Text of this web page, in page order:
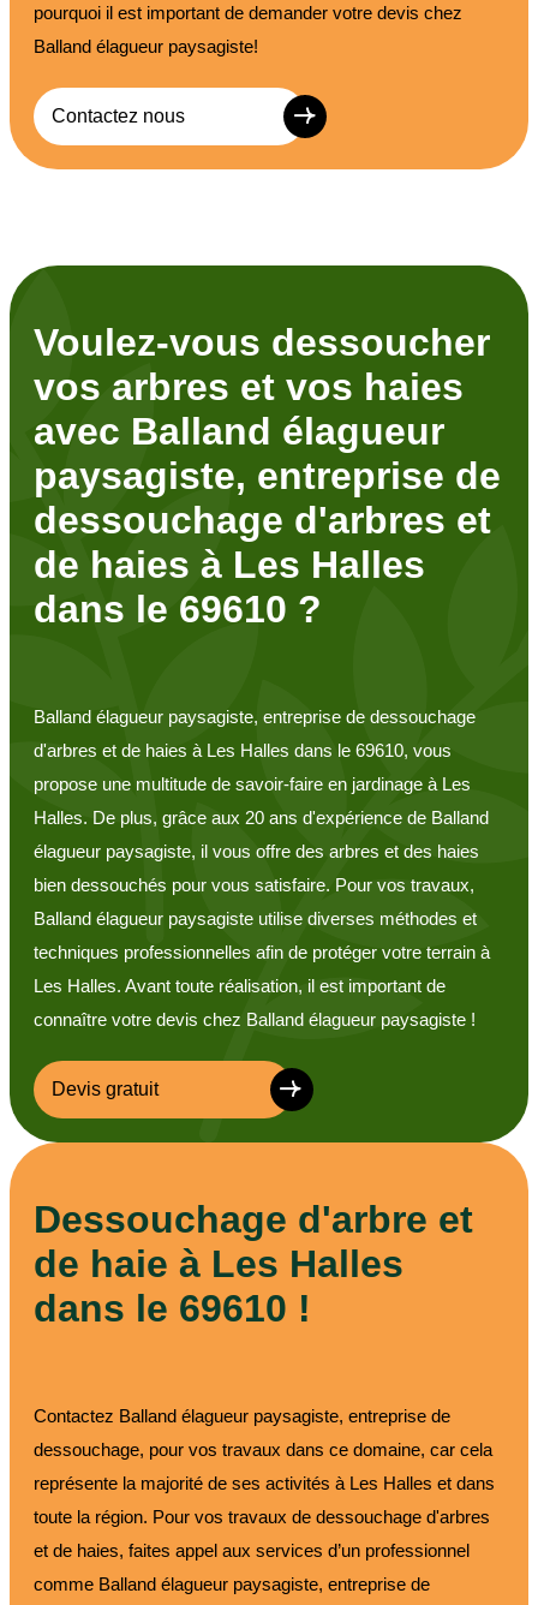
pourquoi il est important de demander votre devis chez
Balland élagueur paysagiste!
Contactez nous
Voulez-vous dessoucher
vos arbres et vos haies
avec Balland élagueur
paysagiste, entreprise de
dessouchage d'arbres et
de haies à Les Halles
dans le 69610 ?
Balland élagueur paysagiste, entreprise de dessouchage
d'arbres et de haies à Les Halles dans le 69610, vous
propose une multitude de savoir-faire en jardinage à Les
Halles. De plus, grâce aux 20 ans d'expérience de Balland
élagueur paysagiste, il vous offre des arbres et des haies
bien dessouchés pour vous satisfaire. Pour vos travaux,
Balland élagueur paysagiste utilise diverses méthodes et
techniques professionnelles afin de protéger votre terrain à
Les Halles. Avant toute réalisation, il est important de
connaître votre devis chez Balland élagueur paysagiste !
Devis gratuit
Dessouchage d'arbre et
de haie à Les Halles
dans le 69610 !
Contactez Balland élagueur paysagiste, entreprise de
dessouchage, pour vos travaux dans ce domaine, car cela
représente la majorité de ses activités à Les Halles et dans
toute la région. Pour vos travaux de dessouchage d'arbres
et de haies, faites appel aux services d’un professionnel
comme Balland élagueur paysagiste, entreprise de